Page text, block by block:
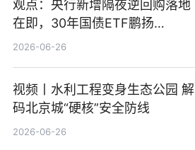
观点：央行新增隔夜逆回购落地
在即，30年国债ETF鹏扬
(511090) 盘中小幅上涨
2026-06-26
视频丨水利工程变身生态公园 解
码北京城“硬核”安全防线
2026-06-26